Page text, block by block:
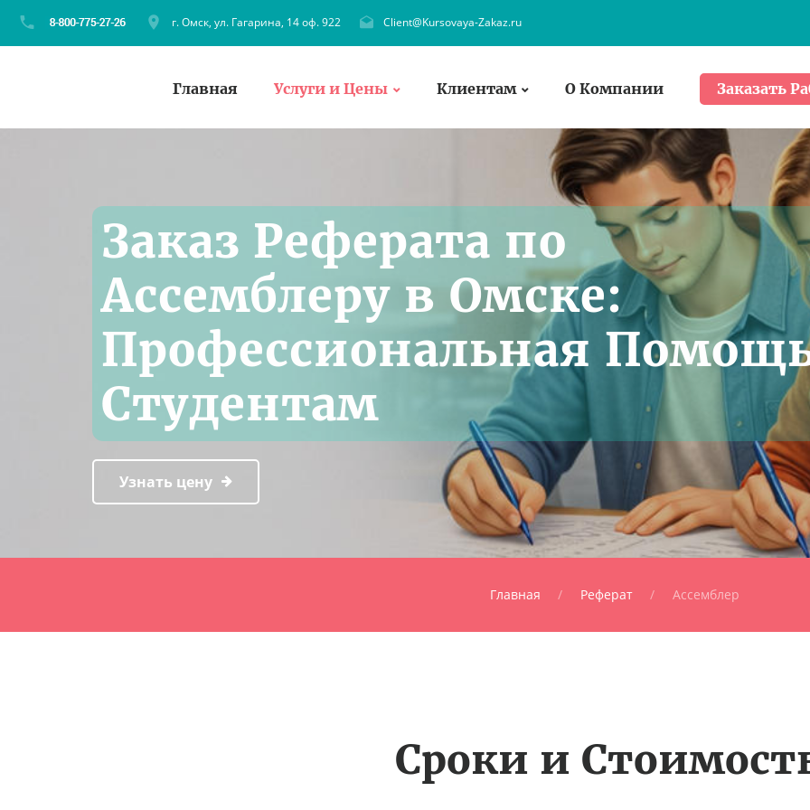
г. Омск, ул. Гагарина, 14 оф. 922 Client@Kursovaya-Zakaz.ru
Главная Услуги и Цены Клиентам О Компании Заказать
Заказ Реферата по
Ассемблеру в Омске:
Профессиональная
Студентам
Узнать цену
Главная Реферат Ассемблер
Сроки и